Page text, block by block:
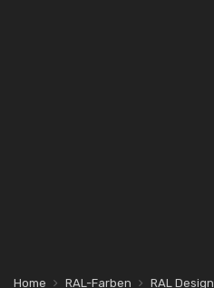
Home RAL-Farben RAL Design